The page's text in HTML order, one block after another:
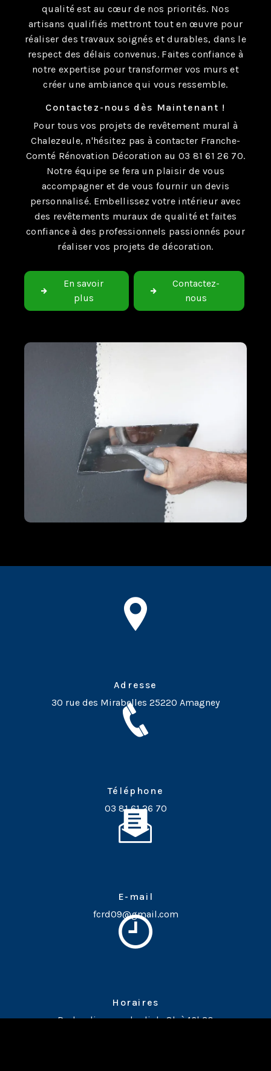
qualité est au cœur de nos priorités. Nos
artisans qualifiés mettront tout en œuvre pour
réaliser des travaux soignés et durables, dans le
respect des délais convenus. Faites confiance à
notre expertise pour transformer vos murs et
créer une ambiance qui vous ressemble.
Contactez-nous dès Maintenant !
Pour tous vos projets de revêtement mural à
Chalezeule, n'hésitez pas à contacter Franche-
Comté Rénovation Décoration au 03 81 61 26 70.
Notre équipe se fera un plaisir de vous
accompagner et de vous fournir un devis
personnalisé. Embellissez votre intérieur avec
des revêtements muraux de qualité et faites
confiance à des professionnels passionnés pour
réaliser vos projets de décoration.
En savoir
plus
Contactez-
nous
Adresse
30 rue des Mirabelles 25220 Amagney
Téléphone
03 81 61 26 70
E-mail
fcrd09@gmail.com
Horaires
Du lundi au vendredi de 8h à 16h30